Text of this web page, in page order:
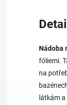
Nádoba
fóliemi.
na
látkám